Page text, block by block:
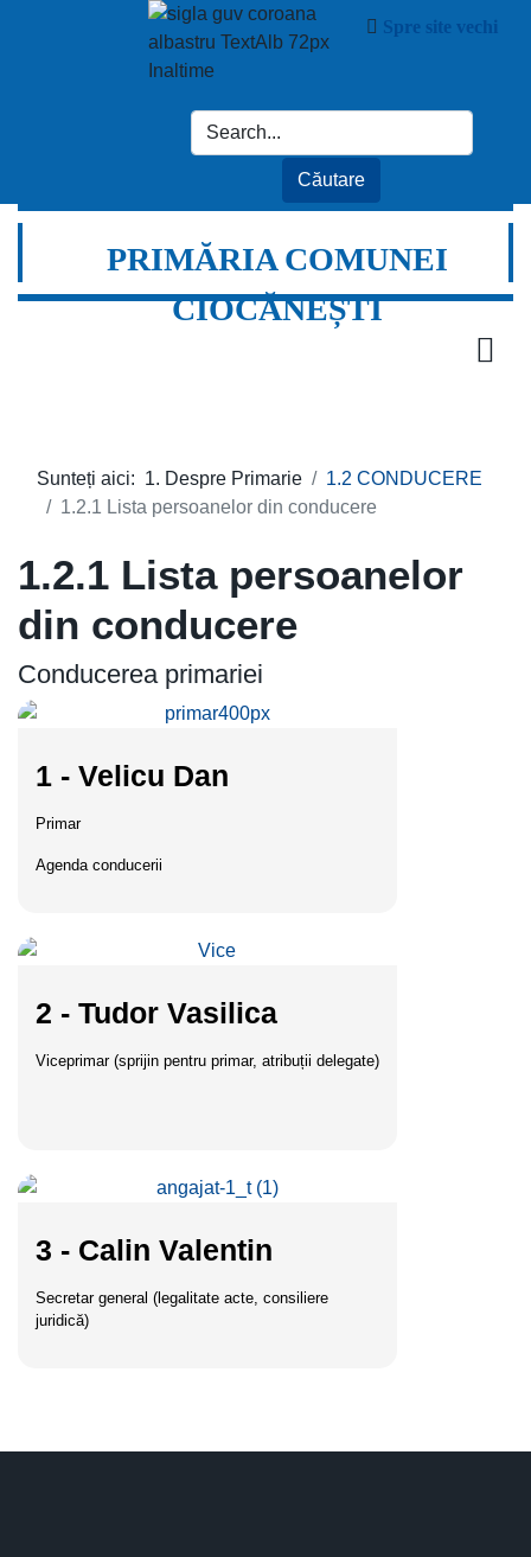
Spre site vechi
PRIMĂRIA COMUNEI
CIOCĂNEȘTI
Sunteți aici: 1. Despre Primarie
1.2 CONDUCERE
1.2.1 Lista persoanelor din conducere
1.2.1 Lista persoanelor
din conducere
Conducerea primariei
1 - Velicu Dan
Primar
Agenda conducerii
2 - Tudor Vasilica
Viceprimar (sprijin pentru primar, atribuții delegate)
3 - Calin Valentin
Secretar general (legalitate acte, consiliere
juridică)